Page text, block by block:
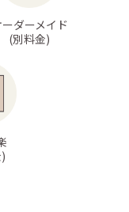
ーダーメイド
(別料金)